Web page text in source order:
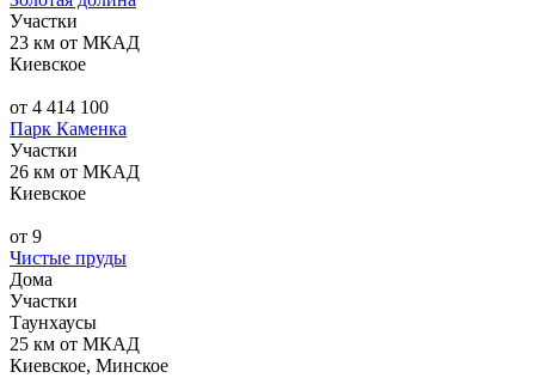
Участки
23 км от МКАД
Киевское
от 4 414 100
Парк Каменка
Участки
26 км от МКАД
Киевское
от 9
Чистые пруды
Дома
Участки
Таунхаусы
25 км от МКАД
Киевское, Минское